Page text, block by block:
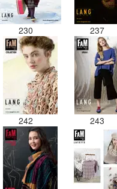
230 237
242 243